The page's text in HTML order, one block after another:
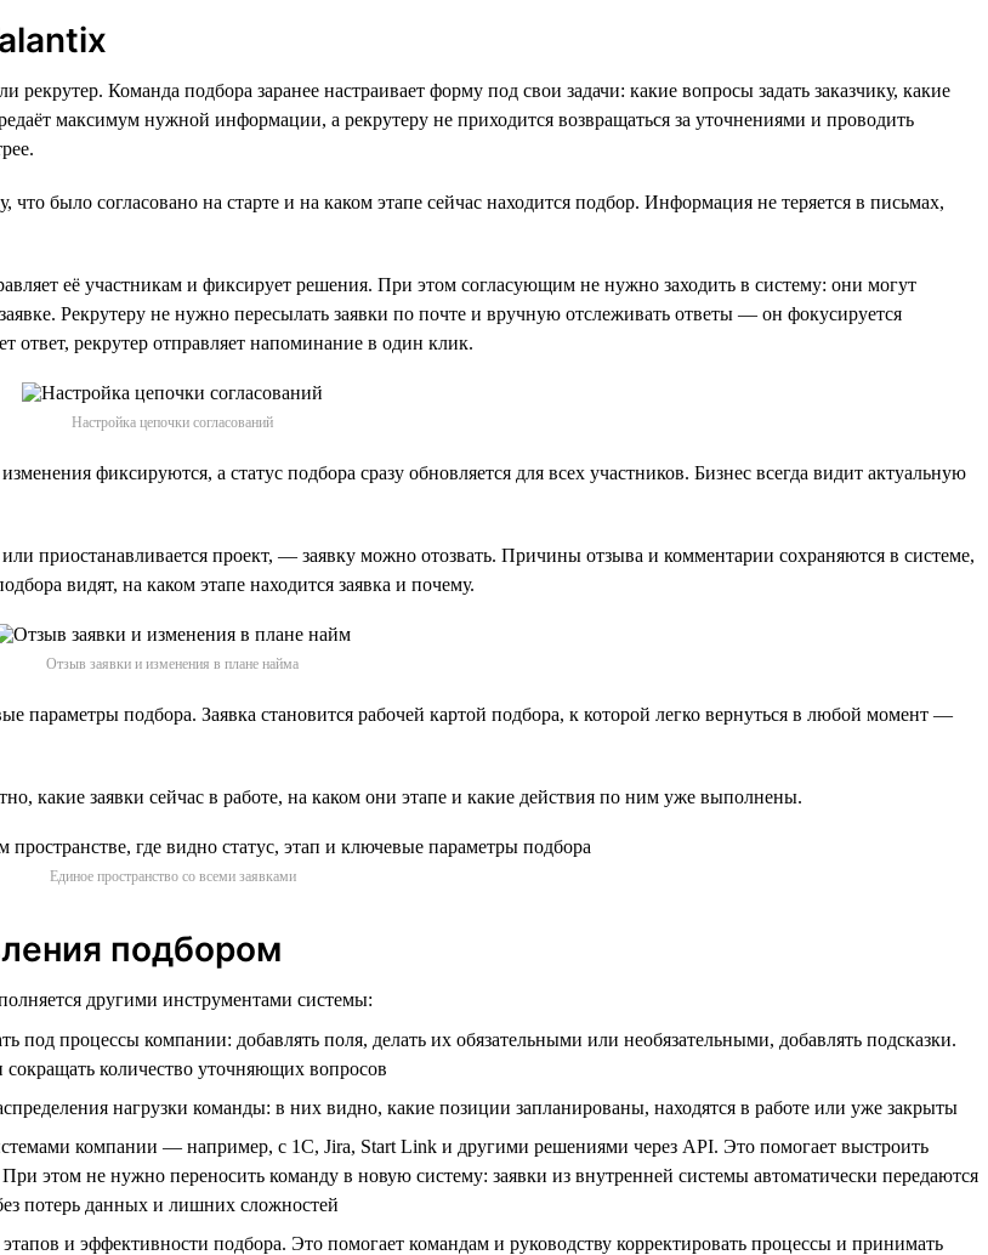
Команда подбора заранее настраивает форму под свои задачи: какие вопросы задать заказчику, какие
максимум нужной информации, а рекрутеру не приходится возвращаться за уточнениями и проводить
было согласовано на старте и на каком этапе сейчас находится подбор. Информация не теряется в письмах,
её участникам и фиксирует решения. При этом согласующим не нужно заходить в систему: они могут
Рекрутеру не нужно пересылать заявки по почте и вручную отслеживать ответы — он фокусируется
ответ, рекрутер отправляет напоминание в один клик.
Настройка цепочки согласований
фиксируются, а статус подбора сразу обновляется для всех участников. Бизнес всегда видит актуальную
приостанавливается проект, — заявку можно отозвать. Причины отзыва и комментарии сохраняются в системе,
видят, на каком этапе находится заявка и почему.
Отзыв заявки и изменения в плане найма
параметры подбора. Заявка становится рабочей картой подбора, к которой легко вернуться в любой момент —
какие заявки сейчас в работе, на каком они этапе и какие действия по ним уже выполнены.
Единое пространство со всеми заявками
подбором
другими инструментами системы:
под процессы компании: добавлять поля, делать их обязательными или необязательными, добавлять подсказки.
количество уточняющих вопросов
нагрузки команды: в них видно, какие позиции запланированы, находятся в работе или уже закрыты
компании — например, с 1С, Jira, Start Link и другими решениями через API. Это помогает выстроить
этом не нужно переносить команду в новую систему: заявки из внутренней системы автоматически передаются
потерь данных и лишних сложностей
и эффективности подбора. Это помогает командам и руководству корректировать процессы и принимать